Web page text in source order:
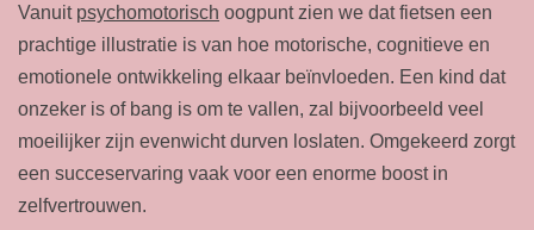
Vanuit psychomotorisch oogpunt zien we dat fietsen een
prachtige illustratie is van hoe motorische, cognitieve en
emotionele ontwikkeling elkaar beïnvloeden. Een kind dat
onzeker is of bang is om te vallen, zal bijvoorbeeld veel
moeilijker zijn evenwicht durven loslaten. Omgekeerd zorgt
een succeservaring vaak voor een enorme boost in
zelfvertrouwen.